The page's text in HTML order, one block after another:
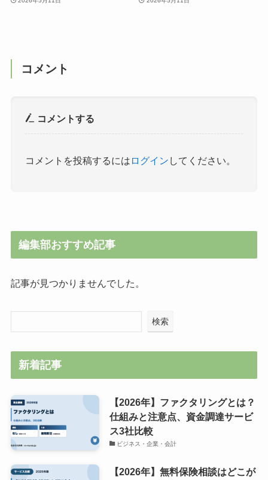
コメント
コメントする
コメントを投稿するには ログイン してください。
編集部おすすめ記事
記事が見つかりませんでした。
検索
新着記事
【2026年】ファクタリングとは？
仕組みと注意点、資金調達サービ
ス3社比較
ビジネス・企業・会計
【2026年】無料保険相談はどこが